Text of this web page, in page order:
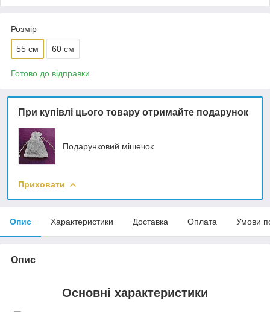
Розмір
55 см 60 см
Готово до відправки
При купівлі цього товару отримайте подарунок
Подарунковий мішечок
Приховати
Опис Характеристики Доставка Оплата Умови
Опис
Основні характеристики